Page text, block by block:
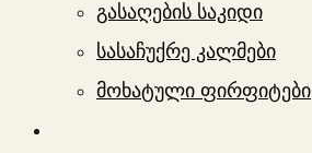
გასაღების საკიდი
სასაჩუქრე კალმები
მოხატული ფირფიტები